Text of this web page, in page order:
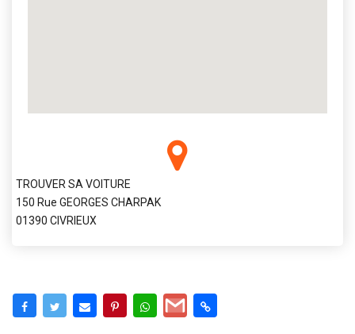
TROUVER SA VOITURE
150 Rue GEORGES CHARPAK
01390 CIVRIEUX